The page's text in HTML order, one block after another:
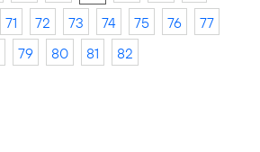
71 72 73 74 75 76
77
79 80 81 82